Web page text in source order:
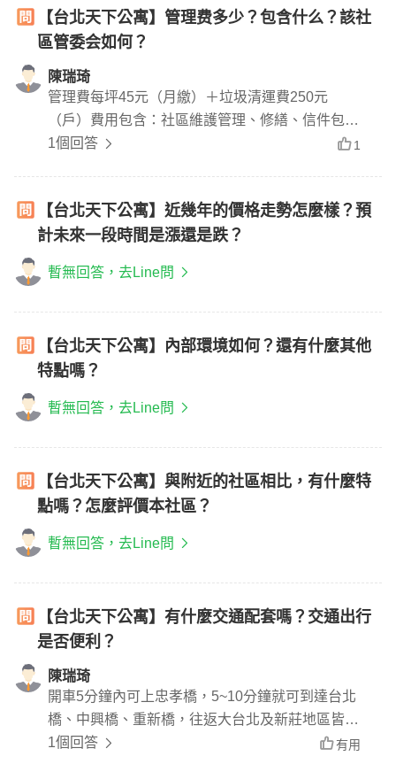
【台北天下公寓】管理费多少？包含什么？該社
區管委会如何？
陳瑞琦
管理費每坪45元（月繳）＋垃圾清運費250元
（戶）費用包含：社區維護管理、修繕、信件包裹
代收
1個回答 1
【台北天下公寓】近幾年的價格走勢怎麼樣？預
計未來一段時間是漲還是跌？
暫無回答，去Line問
【台北天下公寓】內部環境如何？還有什麼其他
特點嗎？
暫無回答，去Line問
【台北天下公寓】與附近的社區相比，有什麼特
點嗎？怎麼評價本社區？
暫無回答，去Line問
【台北天下公寓】有什麼交通配套嗎？交通出行
是否便利？
陳瑞琦
開車5分鐘內可上忠孝橋，5~10分鐘就可到達台北
橋、中興橋、重新橋，往返大台北及新莊地區皆相
當便捷。捷運中和新蘆線及機場快線讓生活更加輕
1個回答 有用